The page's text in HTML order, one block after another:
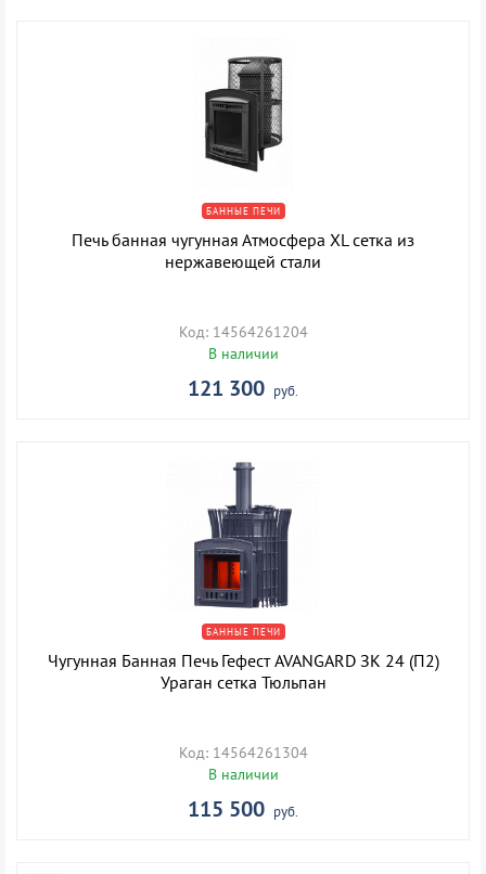
БАННЫЕ ПЕЧИ
Печь банная чугунная Атмосфера XL сетка из
нержавеющей стали
Код: 14564261204
В наличии
121 300 руб.
БАННЫЕ ПЕЧИ
Чугунная Банная Печь Гефест AVANGARD ЗК 24 (П2)
Ураган сетка Тюльпан
Код: 14564261304
В наличии
115 500 руб.